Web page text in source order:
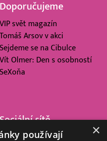
Doporučujeme
VIP svět magazín
Tomáš Arsov v akci
Sejdeme se na Cibulce
Vít Olmer: Den s osobností
SeXoňa
Sociální sítě
×
používají